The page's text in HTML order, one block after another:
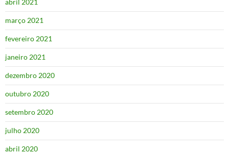
abril 2021
março 2021
fevereiro 2021
janeiro 2021
dezembro 2020
outubro 2020
setembro 2020
julho 2020
abril 2020